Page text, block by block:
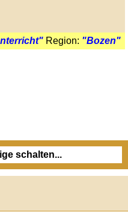
Region: "Bozen"
schalten...